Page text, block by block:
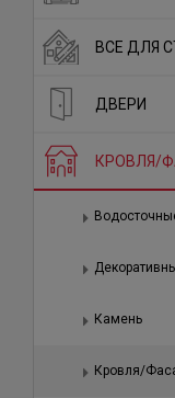
ВСЕ ДЛЯ
ДВЕРИ
КРОВЛЯ/
Камень
Кровля/